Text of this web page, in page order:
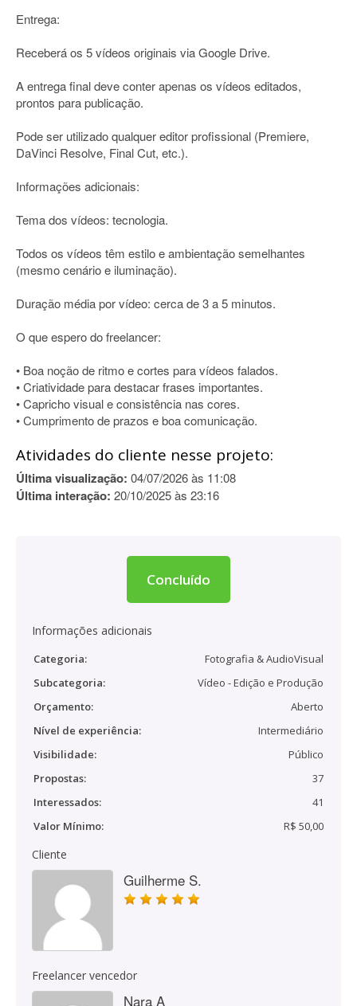
Entrega:
Receberá os 5 vídeos originais via Google Drive.
A entrega final deve conter apenas os vídeos editados,
prontos para publicação.
Pode ser utilizado qualquer editor profissional (Premiere,
DaVinci Resolve, Final Cut, etc.).
Informações adicionais:
Tema dos vídeos: tecnologia.
Todos os vídeos têm estilo e ambientação semelhantes
(mesmo cenário e iluminação).
Duração média por vídeo: cerca de 3 a 5 minutos.
O que espero do freelancer:
• Boa noção de ritmo e cortes para vídeos falados.
• Criatividade para destacar frases importantes.
• Capricho visual e consistência nas cores.
• Cumprimento de prazos e boa comunicação.
Atividades do cliente nesse projeto:
Última visualização: 04/07/2026 às 11:08
Última interação: 20/10/2025 às 23:16
Concluído
Informações adicionais
Categoria:
Fotografia & AudioVisual
Subcategoria:
Vídeo - Edição e Produção
Orçamento:
Aberto
Nível de experiência:
Intermediário
Visibilidade:
Público
Propostas:
37
Interessados:
41
Valor Mínimo:
R$ 50,00
Cliente
Guilherme S.
Freelancer vencedor
Nara A